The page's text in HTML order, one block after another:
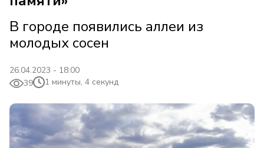
В городе появились аллеи из
молодых сосен
26.04.2023 - 18:00
39
1 минуты, 4 секунд